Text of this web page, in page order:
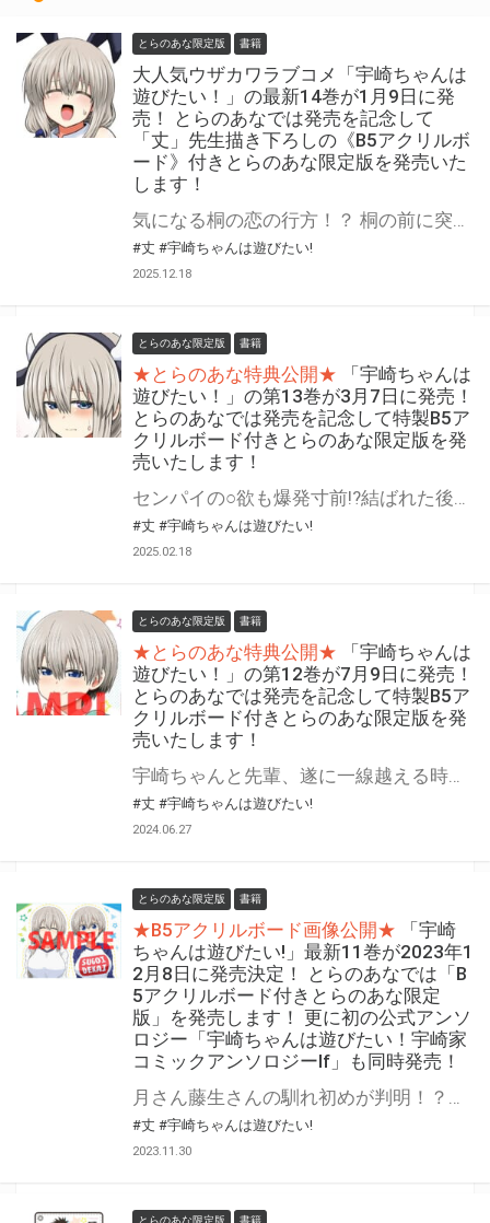
とらのあな限定版 書籍
大人気ウザカワラブコメ「宇崎ちゃんは
遊びたい！」の最新14巻が1月9日に発
売！ とらのあなでは発売を記念して
「丈」先生描き下ろしの《B5アクリルボ
ード》付きとらのあな限定版を発売いた
します！
気になる桐の恋の行方！？ 桐の前に突然と現れた謎の美少女の正体とは！？ 大人気ウザカワラブコメ「宇崎ちゃんは遊びたい！」の最新14巻が1月9日(金)に発売！ とらのあなでは発売を記念して「B5アクリルボード」付きとらのあな限定版を発売いたします。 イラストは「丈」先生の描き下ろしイラストです！ とらのあな限定版は数量限定となりますので是非お早めにお求めください！
#丈 #宇崎ちゃんは遊びたい!
2025.12.18
とらのあな限定版 書籍
★とらのあな特典公開★
「宇崎ちゃんは
遊びたい！」の第13巻が3月7日に発売！
とらのあなでは発売を記念して特製B5ア
クリルボード付きとらのあな限定版を発
売いたします！
センパイの○欲も爆発寸前!?結ばれた後もさらにウザカワ更新中!! 『宇崎ちゃんは遊びたい！』の第13巻が3月7日(金)に発売！ とらのあなでは発売を記念して「特製B5アクリルボード」付きとらのあな限定版を発売いたします。 とらのあな限定版の数は限られていますので是非お早めにお求めください！
#丈 #宇崎ちゃんは遊びたい!
2025.02.18
とらのあな限定版 書籍
★とらのあな特典公開★
「宇崎ちゃんは
遊びたい！」の第12巻が7月9日に発売！
とらのあなでは発売を記念して特製B5ア
クリルボード付きとらのあな限定版を発
売いたします！
宇崎ちゃんと先輩、遂に一線越える時！？ 長い夜が幕を開ける！ 『宇崎ちゃんは遊びたい！』の第12巻が7月9日(火)に発売！ とらのあなでは発売を記念して「特製B5アクリルボード付き」とらのあな限定版を発売いたします。 とらのあな限定版の数は限られていますので是非お早めにお求めください！
#丈 #宇崎ちゃんは遊びたい!
2024.06.27
とらのあな限定版 書籍
★B5アクリルボード画像公開★
「宇崎
ちゃんは遊びたい!」最新11巻が2023年1
2月8日に発売決定！ とらのあなでは「B
5アクリルボード付きとらのあな限定
版」を発売します！ 更に初の公式アンソ
ロジー「宇崎ちゃんは遊びたい！宇崎家
コミックアンソロジーIf」も同時発売！
月さん藤生さんの馴れ初めが判明！？ウザカワドタバタラブコメ新展開好調！ 大人気のウザカワ系後輩とのドタバタラブコメ「宇崎ちゃんは遊びたい! 」最新11巻が2023年12月8日に発売。 とらのあなでは発売を記念して「B5アクリルボード付きとらのあな限定版」を発売いたします！ 更に同日発売で公式アンソロジー「宇崎ちゃんは遊びたい！宇崎家コミックアンソロジーIf」も発売決定！ 本編と公式アンソロジーを同時購入のお客様に特典をプレゼント！ 是非ともお早めにご予約ください！！
#丈 #宇崎ちゃんは遊びたい!
2023.11.30
とらのあな限定版 書籍